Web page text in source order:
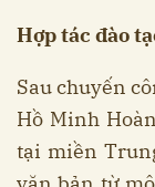
Hợp tác đào
Sau chuyến
Hồ Minh
tại miền